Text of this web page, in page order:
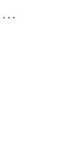
...